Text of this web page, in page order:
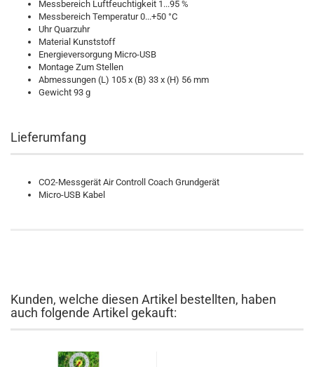
Messbereich Luftfeuchtigkeit 1...95 %
Messbereich Temperatur 0...+50 °C
Uhr Quarzuhr
Material Kunststoff
Energieversorgung Micro-USB
Montage Zum Stellen
Abmessungen (L) 105 x (B) 33 x (H) 56 mm
Gewicht 93 g
Lieferumfang
CO2-Messgerät Air Controll Coach Grundgerät
Micro-USB Kabel
Kunden, welche diesen Artikel bestellten, haben
auch folgende Artikel gekauft: